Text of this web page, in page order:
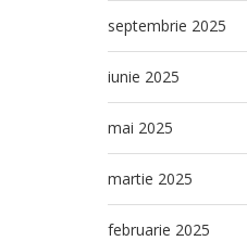
septembrie 2025
iunie 2025
mai 2025
martie 2025
februarie 2025